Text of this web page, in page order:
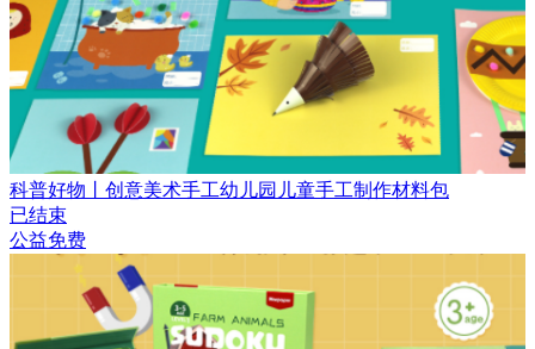
科普好物丨创意美术手工幼儿园儿童手工制作材料包
已结束
公益免费